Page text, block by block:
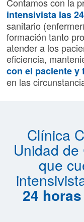
intensivista las
sanitario
formación tanto
atender a los
eficiencia,
con el paciente y
en las
Clínica
Unidad
que
24